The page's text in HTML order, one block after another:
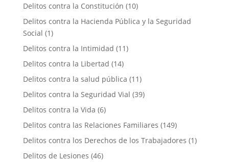
Delitos contra la Constitución (10)
Delitos contra la Hacienda Pública y la Seguridad
Social (1)
Delitos contra la Intimidad (11)
Delitos contra la Libertad (14)
Delitos contra la salud pública (11)
Delitos contra la Seguridad Vial (39)
Delitos contra la Vida (6)
Delitos contra las Relaciones Familiares (149)
Delitos contra los Derechos de los Trabajadores (1)
Delitos de Lesiones (46)